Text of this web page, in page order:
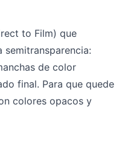
to Film) que
de color
final. Para que quede
colores opacos y